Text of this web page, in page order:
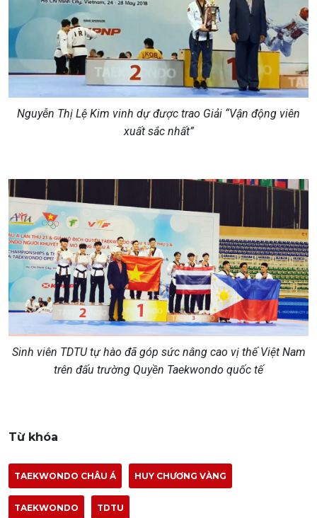
Nguyễn Thị Lệ Kim vinh dự được trao Giải “Vận động viên
xuất sắc nhất”
Sinh viên TDTU tự hào đã góp sức nâng cao vị thế Việt Nam
trên đấu trường Quyền Taekwondo quốc tế
Từ khóa
TAEKWONDO CHÂU Á HUY CHƯƠNG VÀNG
TAEKWONDO TDTU